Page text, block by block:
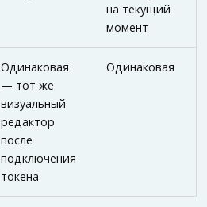
на текущий
момент
Одинаковая
— тот же
визуальный
редактор
после
подключения
токена
Одинаковая